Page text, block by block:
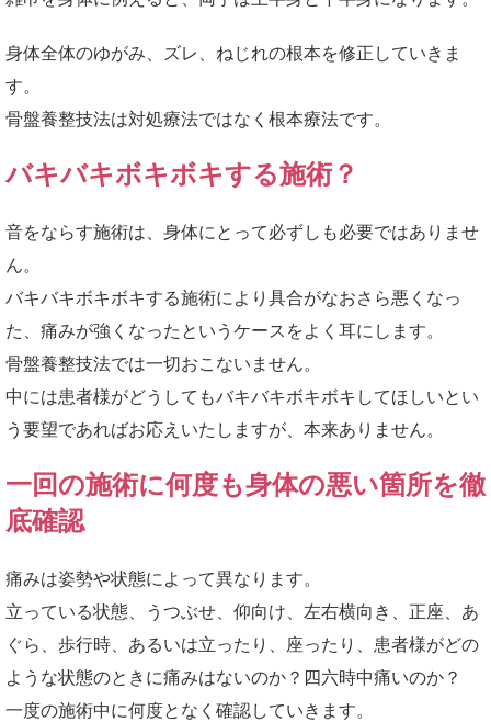
身体全体のゆがみ、ズレ、ねじれの根本を修正していきま
す。
骨盤養整技法は対処療法ではなく根本療法です。
バキバキボキボキする施術？
音をならす施術は、身体にとって必ずしも必要ではありませ
ん。
バキバキボキボキする施術により具合がなおさら悪くなっ
た、痛みが強くなったというケースをよく耳にします。
骨盤養整技法では一切おこないません。
中には患者様がどうしてもバキバキボキボキしてほしいとい
う要望であればお応えいたしますが、本来ありません。
一回の施術に何度も身体の悪い箇所を徹
底確認
痛みは姿勢や状態によって異なります。
立っている状態、うつぶせ、仰向け、左右横向き、正座、あ
ぐら、歩行時、あるいは立ったり、座ったり、患者様がどの
ような状態のときに痛みはないのか？四六時中痛いのか？
一度の施術中に何度となく確認していきます。